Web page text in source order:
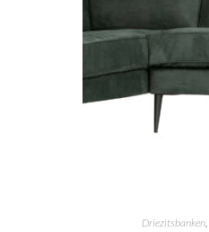
Driezitsbanken,